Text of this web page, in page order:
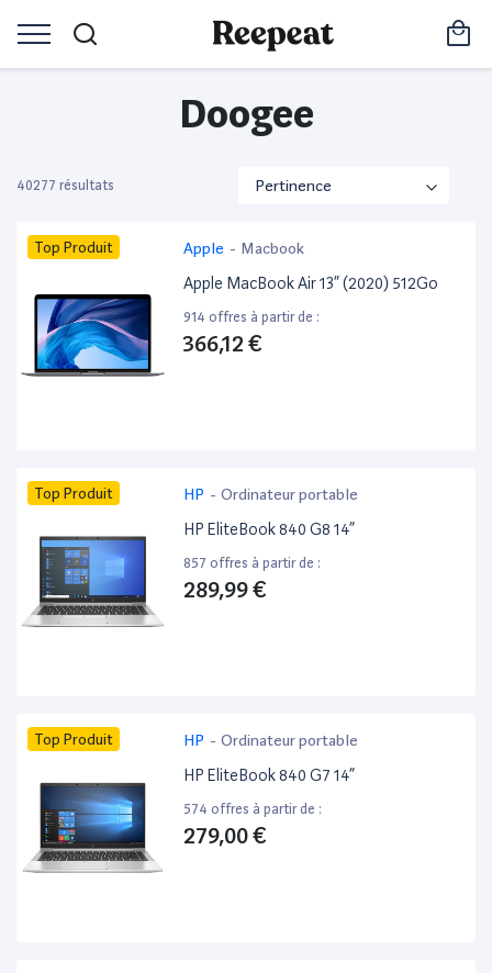
Doogee
40277 résultats
Top Produit Apple - Macbook
Apple MacBook Air 13” (2020) 512Go
914 offres à partir de :
366,12 €
Top Produit HP - Ordinateur portable
HP EliteBook 840 G8 14”
857 offres à partir de :
289,99 €
Top Produit HP - Ordinateur portable
HP EliteBook 840 G7 14”
574 offres à partir de :
279,00 €